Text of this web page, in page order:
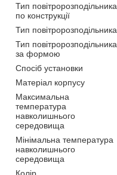
Тип повітророзподільника
по конструкції
Тип повітророзподільника
Тип повітророзподільника
за формою
Спосіб установки
Матеріал корпусу
Максимальна
температура
навколишнього
середовища
Мінімальна температура
навколишнього
середовища
Колір